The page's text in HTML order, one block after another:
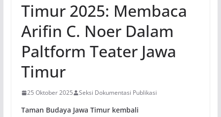
Timur 2025: Membaca
Arifin C. Noer Dalam
Paltform Teater Jawa
Timur
25 Oktober 2025 Seksi Dokumentasi Publikasi
Taman Budaya Jawa Timur kembali